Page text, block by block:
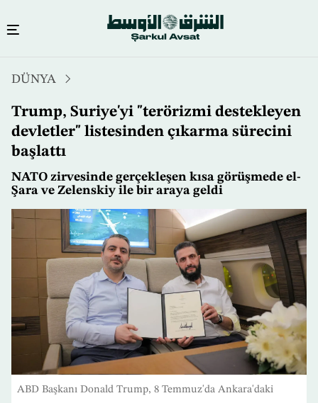
içeriğe
atla
DÜNYA
Trump, Suriye'yi "terörizmi destekleyen
devletler" listesinden çıkarma sürecini
başlattı
NATO zirvesinde gerçekleşen kısa görüşmede el-
Şara ve Zelenskiy ile bir araya geldi
ABD Başkanı Donald Trump, 8 Temmuz'da Ankara'daki